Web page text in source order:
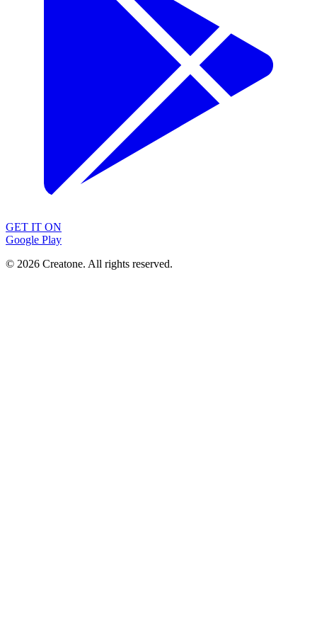
GET IT ON
Google Play
© 2026 Creatone. All rights reserved.